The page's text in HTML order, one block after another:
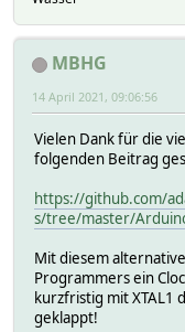
MBHG
14 April 2021, 09:06:56
Vielen Dank für die
folgenden Beitrag
https://github.com/
s/tree/master/
Mit diesem
Programmers ein
kurzfristig mit XTAL1
geklappt!